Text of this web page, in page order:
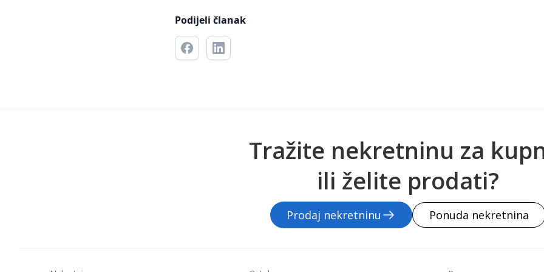
Podijeli članak
Tražite nekretninu za
ili želite prodati?
Prodaj nekretninu Ponuda nekretnina